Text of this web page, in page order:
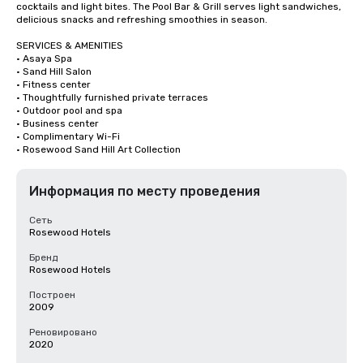
cocktails and light bites. The Pool Bar & Grill serves light sandwiches,
delicious snacks and refreshing smoothies in season.
SERVICES & AMENITIES
· Asaya Spa
· Sand Hill Salon
· Fitness center
· Thoughtfully furnished private terraces
· Outdoor pool and spa
· Business center
· Complimentary Wi-Fi
· Rosewood Sand Hill Art Collection
Информация по месту проведения
Сеть
Rosewood Hotels
Бренд
Rosewood Hotels
Построен
2009
Реновировано
2020